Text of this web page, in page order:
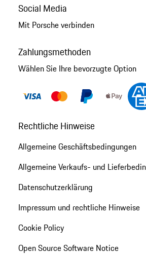
Social Media
Mit Porsche verbinden
Zahlungsmethoden
Wählen Sie Ihre bevorzugte Option
Rechtliche Hinweise
Allgemeine Geschäftsbedingungen
Allgemeine Verkaufs- und
Datenschutzerklärung
Impressum und rechtliche Hinweise
Cookie Policy
Open Source Software Notice